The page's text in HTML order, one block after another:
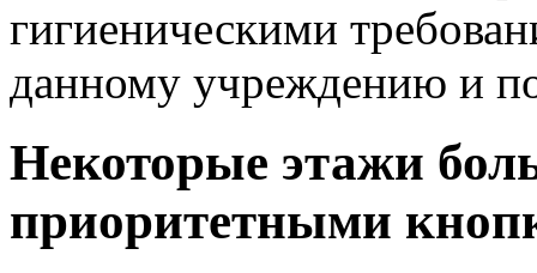
гигиеническими
данному учреждению и
Некоторые этажи
приоритетными